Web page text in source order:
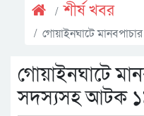
শীর্ষ খবর
গোয়াইনঘাটে
গোয়াইনঘাটে
সদস্যসহ আটক